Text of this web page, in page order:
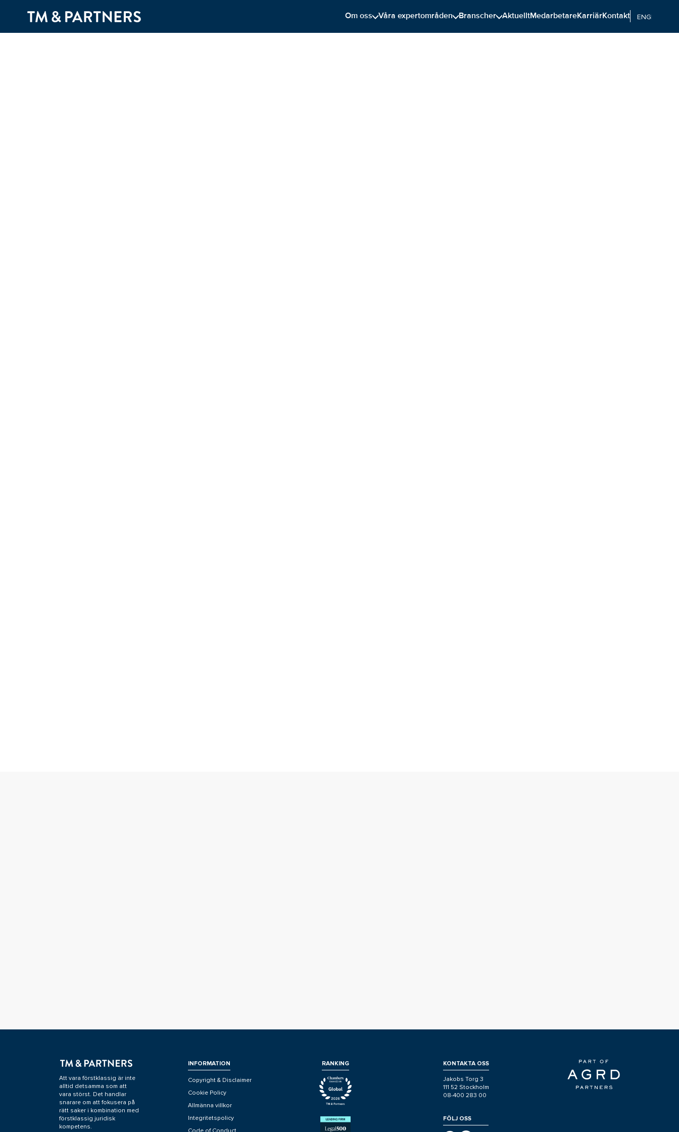
Om oss Våra expertområden Branscher AktuelltMedarbetareKarriärKontakt ENGELSKA
Att vara förstklassig är inte
alltid detsamma som att
vara störst. Det handlar
snarare om att fokusera på
rätt saker i kombination med
förstklassig juridisk
kompetens.
INFORMATION
Copyright & Disclaimer
Cookie Policy
Allmänna villkor
Integritetspolicy
RANKING KONTAKTA OSS
Jakobs Torg 3
111 52 Stockholm
08-400 283 00
FÖLJ OSS